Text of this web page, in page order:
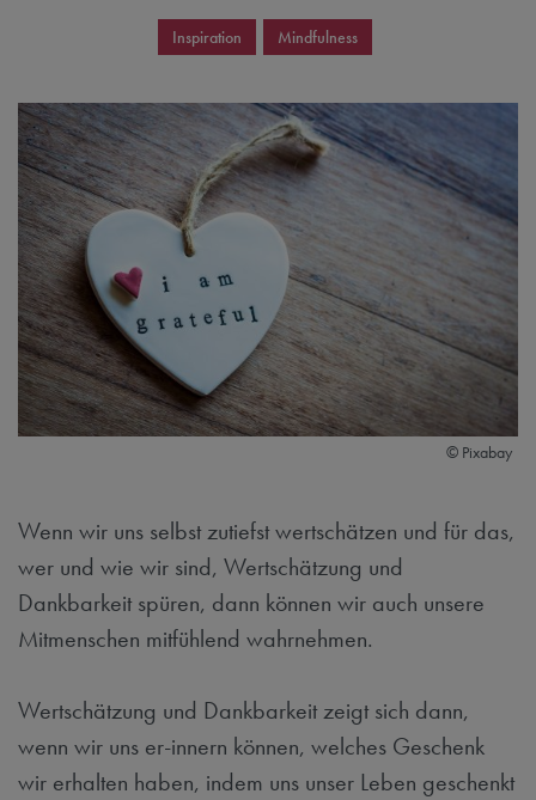
Inspiration Mindfulness
© Pixabay
Wenn wir uns selbst zutiefst wertschätzen und für das,
wer und wie wir sind, Wertschätzung und
Dankbarkeit spüren, dann können wir auch unsere
Mitmenschen mitfühlend wahrnehmen.
Wertschätzung und Dankbarkeit zeigt sich dann,
wenn wir uns er-innern können, welches Geschenk
wir erhalten haben, indem uns unser Leben geschenkt